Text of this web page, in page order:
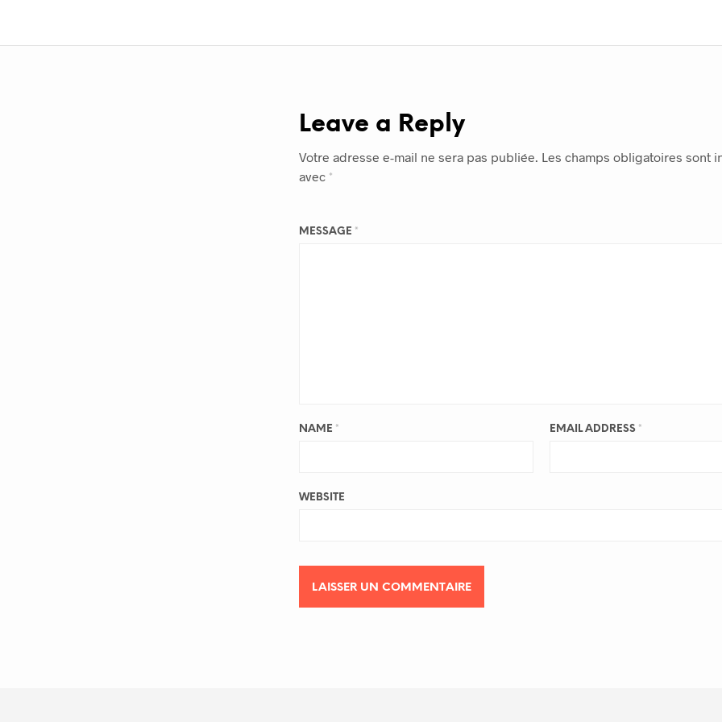
Leave a Reply
Votre adresse e-mail ne sera pas publiée. Les champs obligatoires sont
avec *
MESSAGE *
NAME * EMAIL ADDRESS *
WEBSITE